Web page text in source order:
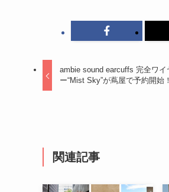
ambie sound earcuffs 完全ワイ
ー“Mist Sky”が蔦屋で予約開始！
関連記事